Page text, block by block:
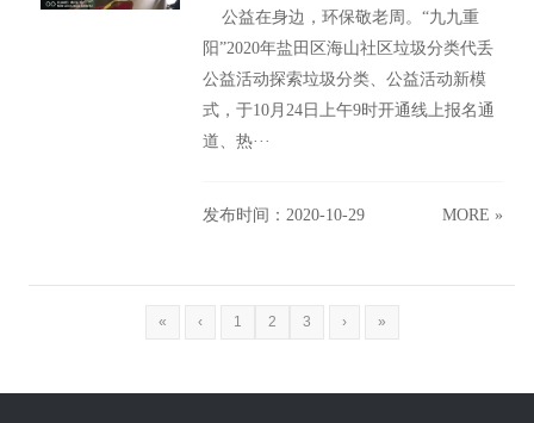
公益在身边，环保敬老周。“九九重
阳”2020年盐田区海山社区垃圾分类代丢
公益活动探索垃圾分类、公益活动新模
式，于10月24日上午9时开通线上报名通
道、热···
发布时间：2020-10-29 MORE »
« ‹ 1 2 3 › »